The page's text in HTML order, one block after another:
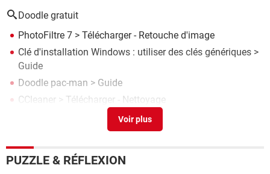
Doodle gratuit
PhotoFiltre 7 > Télécharger - Retouche d'image
Clé d'installation Windows : utiliser des clés génériques >
Guide
Doodle pac-man > Guide
CCleaner > Télécharger - Nettoyage
Word, Excel, Office : les meilleurs équivalents gratuits
PUZZLE & RÉFLEXION